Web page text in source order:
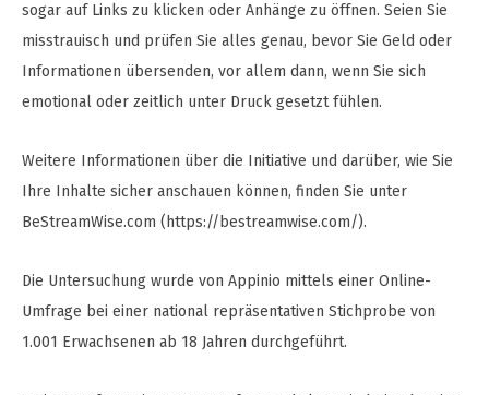
sogar auf Links zu klicken oder Anhänge zu öffnen. Seien Sie
misstrauisch und prüfen Sie alles genau, bevor Sie Geld oder
Informationen übersenden, vor allem dann, wenn Sie sich
emotional oder zeitlich unter Druck gesetzt fühlen.
Weitere Informationen über die Initiative und darüber, wie Sie
Ihre Inhalte sicher anschauen können, finden Sie unter
BeStreamWise.com (https://bestreamwise.com/).
Die Untersuchung wurde von Appinio mittels einer Online-
Umfrage bei einer national repräsentativen Stichprobe von
1.001 Erwachsenen ab 18 Jahren durchgeführt.